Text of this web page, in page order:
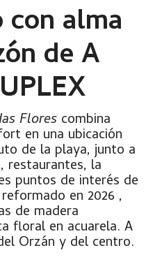
alma
de A
Flores combina
en una ubicación
de la playa, junto a
restaurantes, la
puntos de interés de
en 2026 ,
de madera
floral en acuarela. A
Orzán y del centro.